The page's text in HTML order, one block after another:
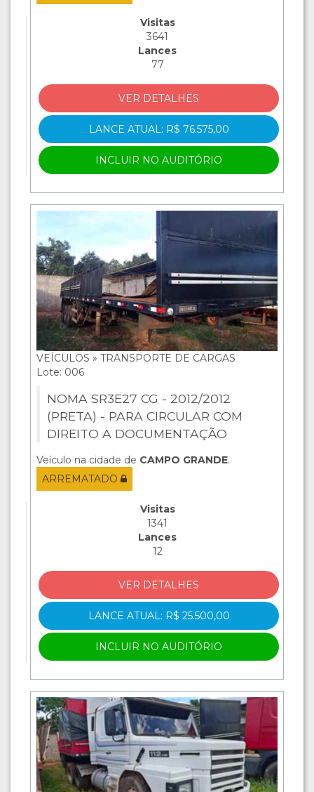
Visitas
3641
Lances
77
VER DETALHES
LANCE ATUAL: R$ 76.575,00
INCLUIR NO AUDITÓRIO
VEÍCULOS » TRANSPORTE DE CARGAS
Lote: 006
NOMA SR3E27 CG - 2012/2012
(PRETA) - PARA CIRCULAR COM
DIREITO A DOCUMENTAÇÃO
Veículo na cidade de CAMPO GRANDE.
ARREMATADO
Visitas
1341
Lances
12
VER DETALHES
LANCE ATUAL: R$ 25.500,00
INCLUIR NO AUDITÓRIO